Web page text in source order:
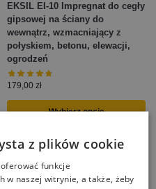
EKSIL EI-10 Impregnat do cegły
gipsowej na ściany do
wewnątrz, wzmacniający z
połyskiem, betonu, elewacji,
ogrodzeń
179,00 zł
Wybierz opcje
z plików cookie
funkcje
w naszej witrynie, a także, żeby